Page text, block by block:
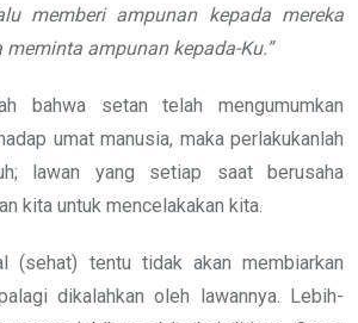
memberi ampunan kepada mereka
meminta ampunan kepada-Ku.”
bahwa setan telah mengumumkan
umat manusia, maka perlakukanlah
lawan yang setiap saat berusaha
kita untuk mencelakakan kita.
(sehat) tentu tidak akan membiarkan
dikalahkan oleh lawannya. Lebih-